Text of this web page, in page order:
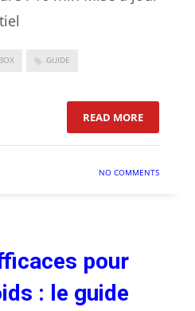
GUIDE
READ MORE:
NO COMMENTS
pour
: le guide